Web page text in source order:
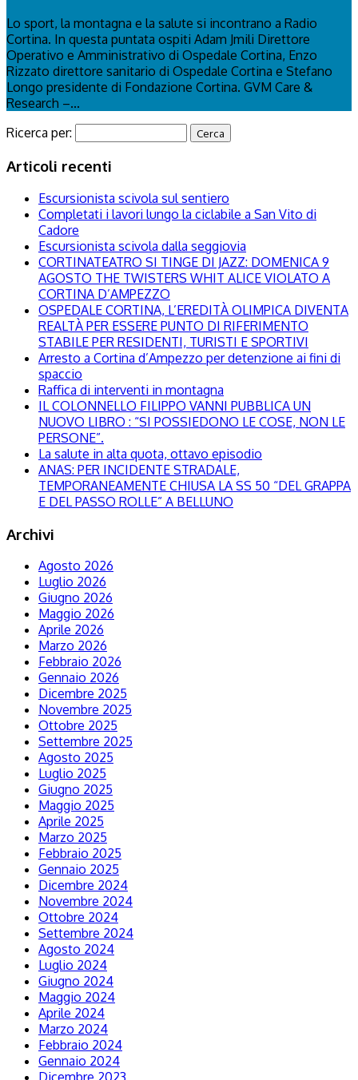
Lo sport, la montagna e la salute si incontrano a Radio
Cortina. In questa puntata ospiti Adam Jmili Direttore
Operativo e Amministrativo di Ospedale Cortina, Enzo
Rizzato direttore sanitario di Ospedale Cortina e Stefano
Longo presidente di Fondazione Cortina. GVM Care &
Research –...
Ricerca per:
Articoli recenti
Escursionista scivola sul sentiero
Completati i lavori lungo la ciclabile a San Vito di
Cadore
Escursionista scivola dalla seggiovia
CORTINATEATRO SI TINGE DI JAZZ: DOMENICA 9
AGOSTO THE TWISTERS WHIT ALICE VIOLATO A
CORTINA D’AMPEZZO
OSPEDALE CORTINA, L’EREDITÀ OLIMPICA DIVENTA
REALTÀ PER ESSERE PUNTO DI RIFERIMENTO
STABILE PER RESIDENTI, TURISTI E SPORTIVI
Arresto a Cortina d’Ampezzo per detenzione ai fini di
spaccio
Raffica di interventi in montagna
IL COLONNELLO FILIPPO VANNI PUBBLICA UN
NUOVO LIBRO : “SI POSSIEDONO LE COSE, NON LE
PERSONE”.
La salute in alta quota, ottavo episodio
ANAS: PER INCIDENTE STRADALE,
TEMPORANEAMENTE CHIUSA LA SS 50 “DEL GRAPPA
E DEL PASSO ROLLE” A BELLUNO
Archivi
Agosto 2026
Luglio 2026
Giugno 2026
Maggio 2026
Aprile 2026
Marzo 2026
Febbraio 2026
Gennaio 2026
Dicembre 2025
Novembre 2025
Ottobre 2025
Settembre 2025
Agosto 2025
Luglio 2025
Giugno 2025
Maggio 2025
Aprile 2025
Marzo 2025
Febbraio 2025
Gennaio 2025
Dicembre 2024
Novembre 2024
Ottobre 2024
Settembre 2024
Agosto 2024
Luglio 2024
Giugno 2024
Maggio 2024
Aprile 2024
Marzo 2024
Febbraio 2024
Gennaio 2024